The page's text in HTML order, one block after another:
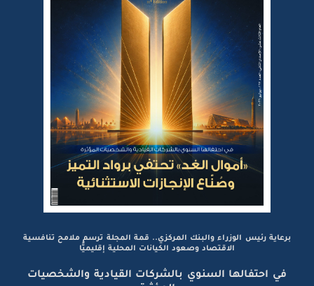
برعاية رئيس الوزراء والبنك المركزي.. قمة المجلة ترسم ملامح تنافسية
الاقتصاد وصعود الكيانات المحلية إقليميًّا
في احتفالها السنوي بالشركات القيادية والشخصيات